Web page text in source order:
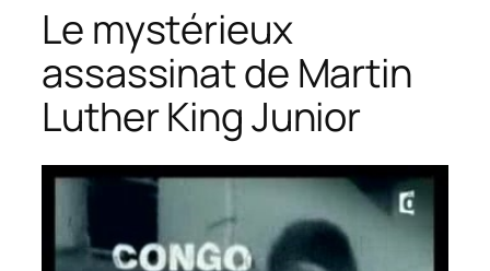
Le mystérieux
assassinat de Martin
Luther King Junior